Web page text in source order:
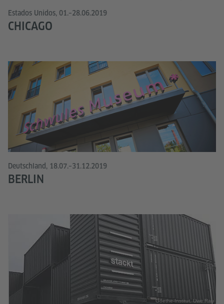
Estados Unidos, 01.–28.06.2019
CHICAGO
Deutschland, 18.07.–31.12.2019
BERLIN
Goethe-Institut, Uwe Rau